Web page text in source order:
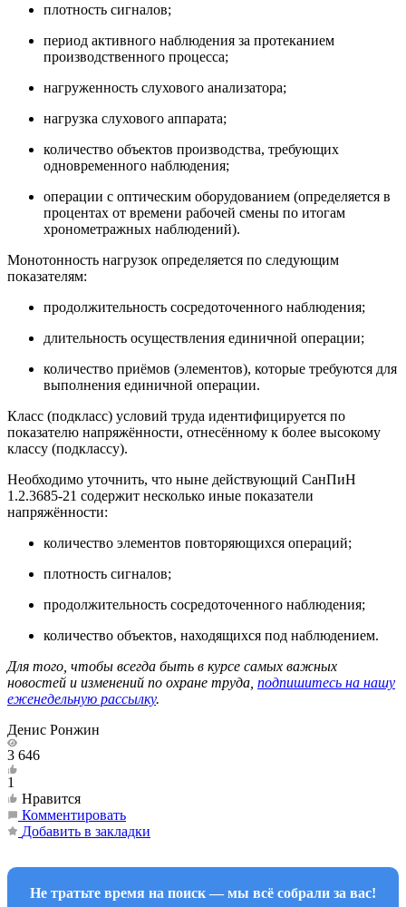
плотность сигналов;
период активного наблюдения за протеканием
производственного процесса;
нагруженность слухового анализатора;
нагрузка слухового аппарата;
количество объектов производства, требующих
одновременного наблюдения;
операции с оптическим оборудованием (определяется в
процентах от времени рабочей смены по итогам
хронометражных наблюдений).
Монотонность нагрузок определяется по следующим
показателям:
продолжительность сосредоточенного наблюдения;
длительность осуществления единичной операции;
количество приёмов (элементов), которые требуются для
выполнения единичной операции.
Класс (подкласс) условий труда идентифицируется по
показателю напряжённости, отнесённому к более высокому
классу (подклассу).
Необходимо уточнить, что ныне действующий СанПиН
1.2.3685-21 содержит несколько иные показатели
напряжённости:
количество элементов повторяющихся операций;
плотность сигналов;
продолжительность сосредоточенного наблюдения;
количество объектов, находящихся под наблюдением.
Для того, чтобы всегда быть в курсе самых важных
новостей и изменений по охране труда, подпишитесь на нашу
еженедельную рассылку.
Денис Ронжин
3 646
1
Нравится
Комментировать
Добавить в закладки
Не тратьте время на поиск — мы всё собрали за вас!